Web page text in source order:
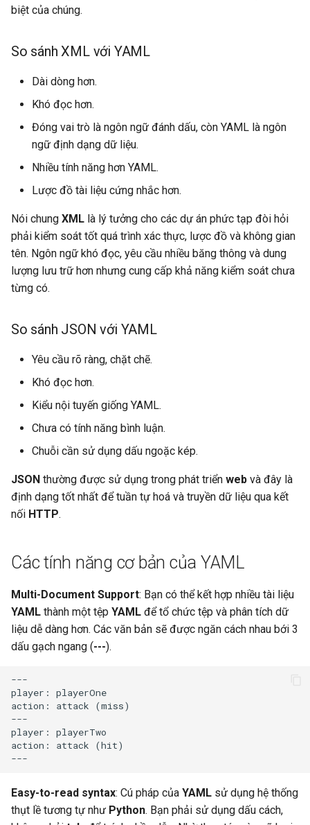
biệt của chúng.
So sánh XML với YAML
Dài dòng hơn.
Khó đọc hơn.
Đóng vai trò là ngôn ngữ đánh dấu, còn YAML là ngôn
ngữ định dạng dữ liệu.
Nhiều tính năng hơn YAML.
Lược đồ tài liệu cứng nhắc hơn.
Nói chung XML là lý tưởng cho các dự án phức tạp đòi hỏi
phải kiểm soát tốt quá trình xác thực, lược đồ và không gian
tên. Ngôn ngữ khó đọc, yêu cầu nhiều băng thông và dung
lượng lưu trữ hơn nhưng cung cấp khả năng kiểm soát chưa
từng có.
So sánh JSON với YAML
Yêu cầu rõ ràng, chặt chẽ.
Khó đọc hơn.
Kiểu nội tuyến giống YAML.
Chưa có tính năng bình luận.
Chuỗi cần sử dụng dấu ngoặc kép.
JSON thường được sử dụng trong phát triển web và đây là
định dạng tốt nhất để tuần tự hoá và truyền dữ liệu qua kết
nối HTTP.
Các tính năng cơ bản của YAML
Multi-Document Support: Bạn có thể kết hợp nhiều tài liệu
YAML thành một tệp YAML để tổ chức tệp và phân tích dữ
liệu dễ dàng hơn. Các văn bản sẽ được ngăn cách nhau bới 3
dấu gạch ngang (---).
---
player: playerOne
action: attack (miss)
---
player: playerTwo
action: attack (hit)
Easy-to-read syntax: Cú pháp của YAML sử dụng hệ thống
thụt lề tương tự như Python. Bạn phải sử dụng dấu cách,